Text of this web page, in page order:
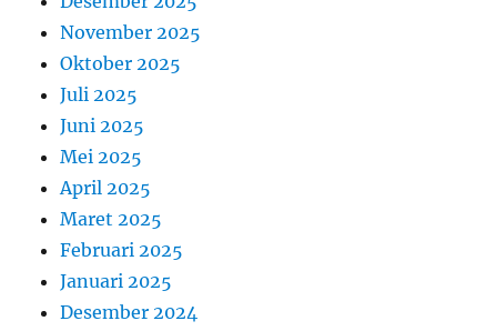
November 2025
Oktober 2025
Juli 2025
Juni 2025
Mei 2025
April 2025
Maret 2025
Februari 2025
Januari 2025
Desember 2024